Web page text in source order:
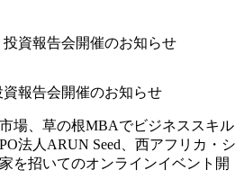
報告会開催のお知らせ